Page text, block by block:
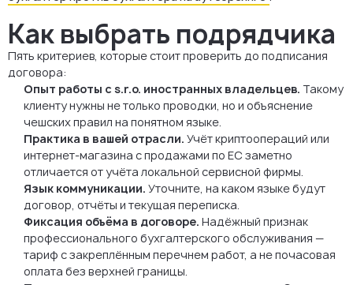
Как выбрать подрядчика
Пять критериев, которые стоит проверить до подписания
договора:
Опыт работы с s.r.o. иностранных владельцев. Такому
клиенту нужны не только проводки, но и объяснение
чешских правил на понятном языке.
Практика в вашей отрасли. Учёт криптоопераций или
интернет-магазина с продажами по ЕС заметно
отличается от учёта локальной сервисной фирмы.
Язык коммуникации. Уточните, на каком языке будут
договор, отчёты и текущая переписка.
Фиксация объёма в договоре. Надёжный признак
профессионального бухгалтерского обслуживания —
тариф с закреплённым перечнем работ, а не почасовая
оплата без верхней границы.